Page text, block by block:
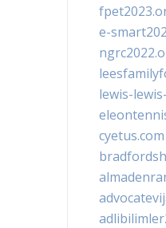
e-
lewis-
cyetus.com